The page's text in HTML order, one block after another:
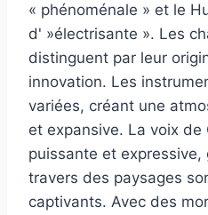
« phénoménale » et le
d' »électrisante ». Les
distinguent par leur
innovation. Les
variées, créant une
et expansive. La voix de
puissante et expressive,
travers des paysages
captivants. Avec des